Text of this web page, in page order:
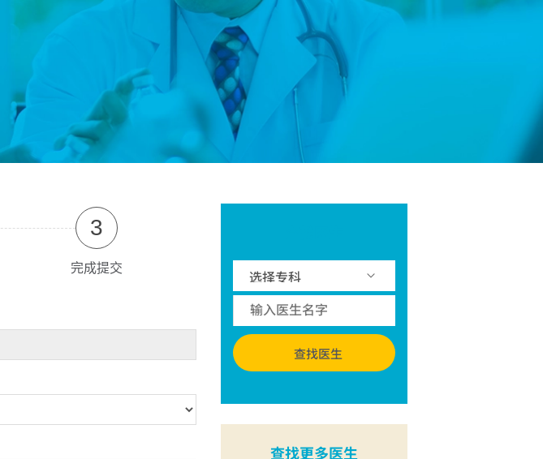
3
完成提交
查找医生
查找更多医生